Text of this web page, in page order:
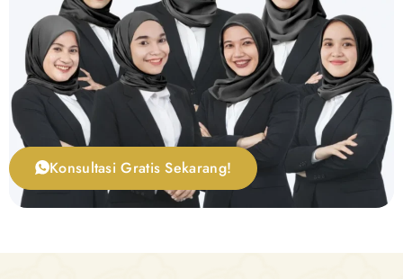
Konsultasi Gratis Sekarang!